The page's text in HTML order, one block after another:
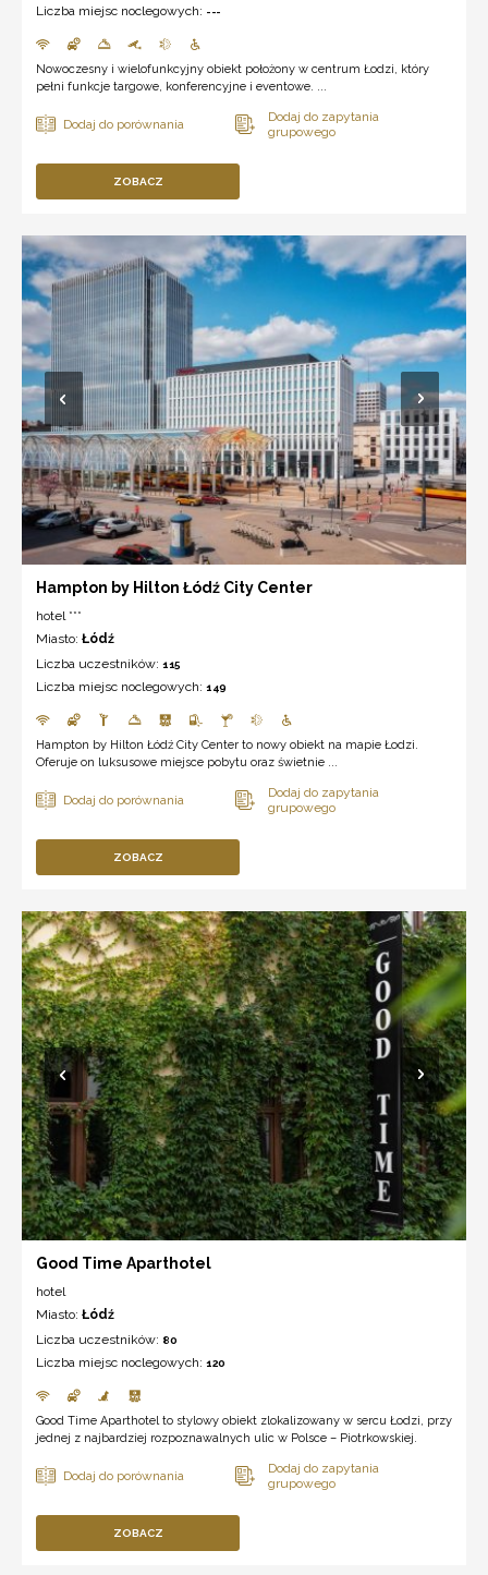
Liczba miejsc noclegowych: ---
Nowoczesny i wielofunkcyjny obiekt położony w centrum Łodzi, który
pełni funkcje targowe, konferencyjne i eventowe. ...
ZOBACZ
Hampton by Hilton Łódź City Center
hotel ***
Miasto: Łódź
Liczba uczestników: 115
Liczba miejsc noclegowych: 149
Hampton by Hilton Łódź City Center to nowy obiekt na mapie Łodzi.
Oferuje on luksusowe miejsce pobytu oraz świetnie ...
ZOBACZ
Good Time Aparthotel
hotel
Miasto: Łódź
Liczba uczestników: 80
Liczba miejsc noclegowych: 120
Good Time Aparthotel to stylowy obiekt zlokalizowany w sercu Łodzi, przy
jednej z najbardziej rozpoznawalnych ulic w Polsce – Piotrkowskiej.
ZOBACZ